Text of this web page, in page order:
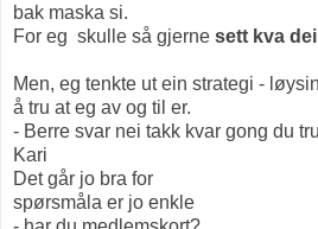
bak maska si.
For eg skulle så gjerne sett kva
Men, eg tenkte ut ein strategi -
å tru at eg av og til er.
- Berre svar nei takk kvar gong du
Kari
Det går jo bra for
spørsmåla er jo enkle